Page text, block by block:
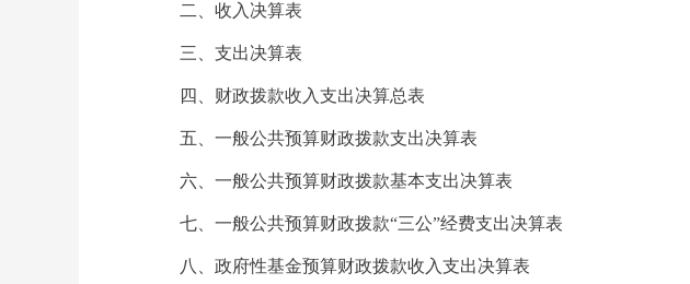
二、收入决算表
三、支出决算表
四、财政拨款收入支出决算总表
五、一般公共预算财政拨款支出决算表
六、一般公共预算财政拨款基本支出决算表
七、一般公共预算财政拨款“三公”经费支出决算表
八、政府性基金预算财政拨款收入支出决算表